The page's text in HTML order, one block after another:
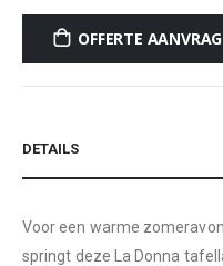
OFFERTE
DETAILS
Voor een warme
springt deze La Donna